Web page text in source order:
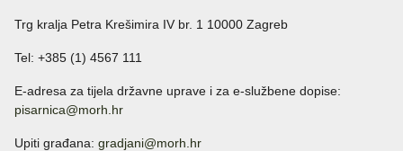
Trg kralja Petra Krešimira IV br. 1 10000 Zagreb
Tel: +385 (1) 4567 111
E-adresa za tijela državne uprave i za e-službene dopise:
pisarnica@morh.hr
Upiti građana: gradjani@morh.hr